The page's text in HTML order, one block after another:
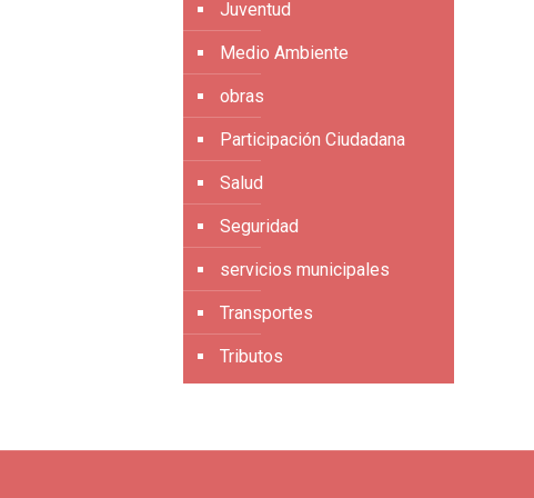
Juventud
Medio Ambiente
obras
Participación Ciudadana
Salud
Seguridad
servicios municipales
Transportes
Tributos